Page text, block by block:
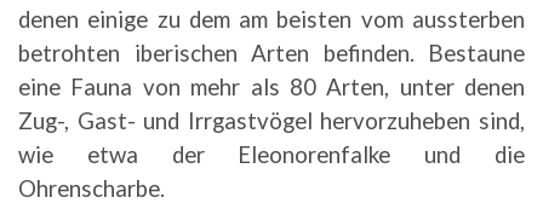
denen einige zu dem am beisten vom aussterben
betrohten iberischen Arten befinden. Bestaune
eine Fauna von mehr als 80 Arten, unter denen
Zug-, Gast- und Irrgastvögel hervorzuheben sind,
wie etwa der Eleonorenfalke und die
Ohrenscharbe.